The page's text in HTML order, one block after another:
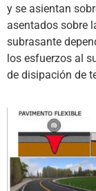
y se asientan
asentados sobre
subrasante
los esfuerzos al
de disipación de